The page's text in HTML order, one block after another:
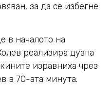
за да се избегне
в началото на
реализира дузпа
изравниха чрез
в 70-ата минута.